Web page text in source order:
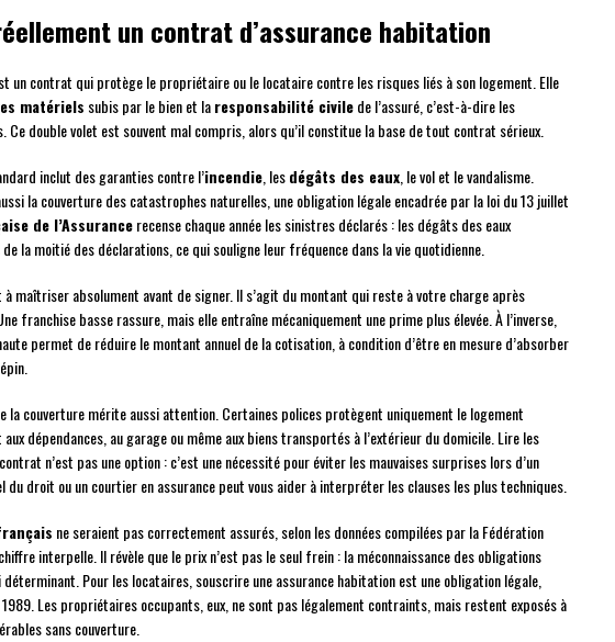
un contrat d’assurance habitation
un contrat qui protège le propriétaire ou le locataire contre les risques liés à son logement. Elle
matériels subis par le bien et laresponsabilité civilede l’assuré, c’est-à-dire les
Ce double volet est souvent mal compris, alors qu’il constitue la base de tout contrat sérieux.
inclut des garanties contre l’incendie , lesdégâts des eaux , le vol et le vandalisme.
la couverture des catastrophes naturelles, une obligation légale encadrée par la loi du 13 juillet
de l’Assurancerecense chaque année les sinistres déclarés : les dégâts des eaux
la moitié des déclarations, ce qui souligne leur fréquence dans la vie quotidienne.
à maîtriser absolument avant de signer. Il s’agit du montant qui reste à votre charge après
franchise basse rassure, mais elle entraîne mécaniquement une prime plus élevée. À l’inverse,
permet de réduire le montant annuel de la cotisation, à condition d’être en mesure d’absorber
la couverture mérite aussi attention. Certaines polices protègent uniquement le logement
dépendances, au garage ou même aux biens transportés à l’extérieur du domicile. Lire les
n’est pas une option : c’est une nécessité pour éviter les mauvaises surprises lors d’un
du droit ou un courtier en assurance peut vous aider à interpréter les clauses les plus techniques.
ne seraient pas correctement assurés, selon les données compilées par la Fédération
interpelle. Il révèle que le prix n’est pas le seul frein : la méconnaissance des obligations
Pour les locataires, souscrire une assurance habitation est une obligation légale,
Les propriétaires occupants, eux, ne sont pas légalement contraints, mais restent exposés à
sans couverture.